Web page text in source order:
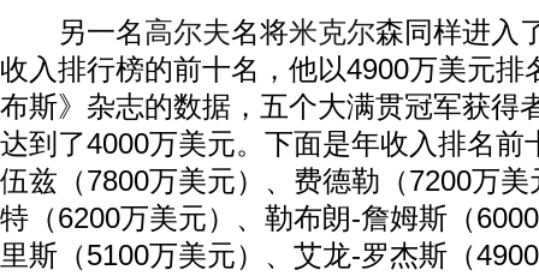
另一名高尔夫名将米克尔森同样进入
收入排行榜的前十名，他以4900万美元排
布斯》杂志的数据，五个大满贯冠军获得
达到了4000万美元。下面是年收入排名前
伍兹（7800万美元）、费德勒（7200万美
特（6200万美元）、勒布朗-詹姆斯（
里斯（5100万美元）、艾龙-罗杰斯（